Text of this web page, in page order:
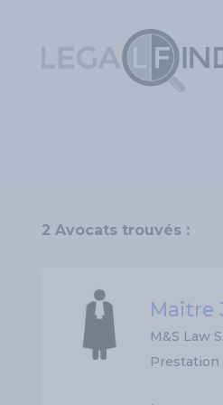
2 Avocats trouvés :
Maître
M&S Law
Prestation